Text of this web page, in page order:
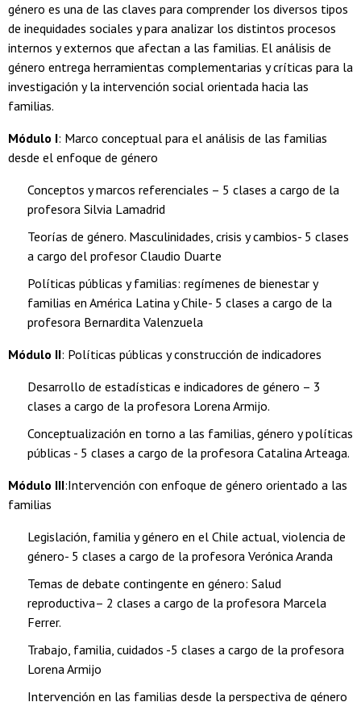
género es una de las claves para comprender los diversos tipos
de inequidades sociales y para analizar los distintos procesos
internos y externos que afectan a las familias. El análisis de
género entrega herramientas complementarias y críticas para la
investigación y la intervención social orientada hacia las
familias.
Módulo I: Marco conceptual para el análisis de las familias
desde el enfoque de género
Conceptos y marcos referenciales – 5 clases a cargo de la
profesora Silvia Lamadrid
Teorías de género. Masculinidades, crisis y cambios- 5 clases
a cargo del profesor Claudio Duarte
Políticas públicas y familias: regímenes de bienestar y
familias en América Latina y Chile- 5 clases a cargo de la
profesora Bernardita Valenzuela
Módulo II: Políticas públicas y construcción de indicadores
Desarrollo de estadísticas e indicadores de género – 3
clases a cargo de la profesora Lorena Armijo.
Conceptualización en torno a las familias, género y políticas
públicas - 5 clases a cargo de la profesora Catalina Arteaga.
Módulo III:Intervención con enfoque de género orientado a las
familias
Legislación, familia y género en el Chile actual, violencia de
género- 5 clases a cargo de la profesora Verónica Aranda
Temas de debate contingente en género: Salud
reproductiva– 2 clases a cargo de la profesora Marcela
Ferrer.
Trabajo, familia, cuidados -5 clases a cargo de la profesora
Lorena Armijo
Intervención en las familias desde la perspectiva de género